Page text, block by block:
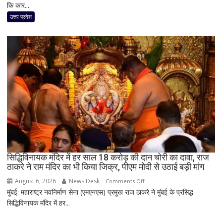
अहमद
के
सबसे
छोटे
बेटे
आबान
अहमद
समेत
की
मौत,
तीन
लोग
गंभीर
घायल
कि कार...
उत्तर प्रदेश
सिद्धिविनायक मंदिर में हर साल 18 करोड़ की दान चोरी का दावा, राज
ठाकरे ने राम मंदिर का भी किया जिक्र, पीएम मोदी से उठाई बड़ी मांग
August 6, 2026 News Desk Comments Offon
सिद्धिविनायक
मुंबई: महाराष्ट्र नवनिर्माण सेना (एमएनएस) प्रमुख राज ठाकरे ने मुंबई के प्रसिद्ध
सिद्धिविनायक मंदिर में हर...